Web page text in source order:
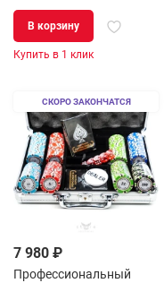
В корзину
Купить в 1 клик
СКОРО ЗАКОНЧАТСЯ
7 980 ₽
Профессиональный